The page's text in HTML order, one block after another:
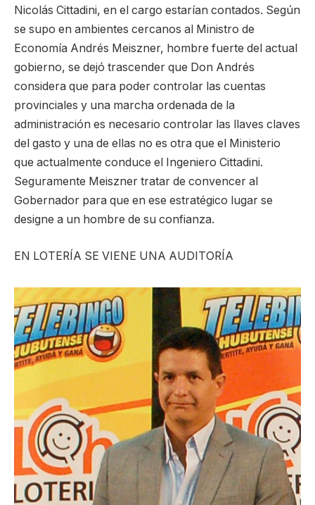
Nicolás Cittadini, en el cargo estarían contados. Según
se supo en ambientes cercanos al Ministro de
Economía Andrés Meiszner, hombre fuerte del actual
gobierno, se dejó trascender que Don Andrés
considera que para poder controlar las cuentas
provinciales y una marcha ordenada de la
administración es necesario controlar las llaves claves
del gasto y una de ellas no es otra que el Ministerio
que actualmente conduce el Ingeniero Cittadini.
Seguramente Meiszner tratar de convencer al
Gobernador para que en ese estratégico lugar se
designe a un hombre de su confianza.
EN LOTERÍA SE VIENE UNA AUDITORÍA